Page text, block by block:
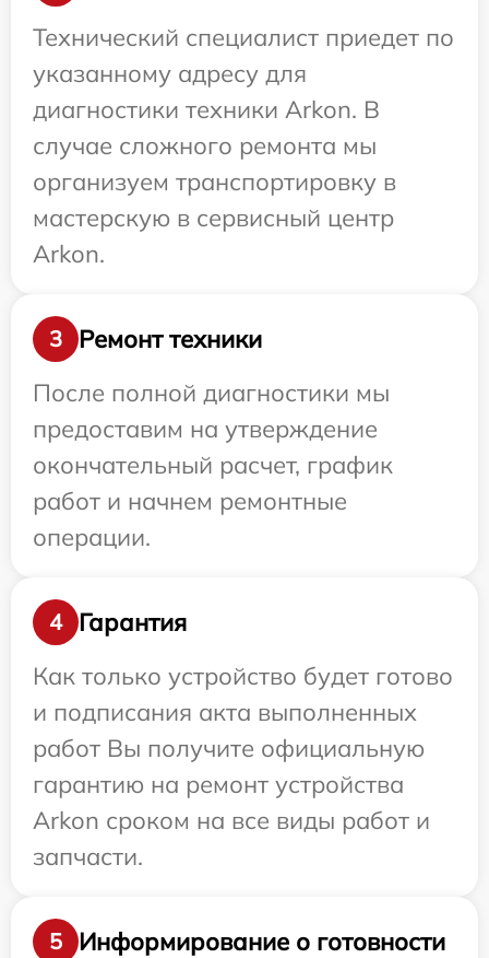
Технический специалист приедет по
указанному адресу для
диагностики техники Arkon. В
случае сложного ремонта мы
организуем транспортировку в
мастерскую в сервисный центр
Arkon.
3
Ремонт техники
После полной диагностики мы
предоставим на утверждение
окончательный расчет, график
работ и начнем ремонтные
операции.
4
Гарантия
Как только устройство будет готово
и подписания акта выполненных
работ Вы получите официальную
гарантию на ремонт устройства
Arkon сроком на все виды работ и
запчасти.
5
Информирование о готовности